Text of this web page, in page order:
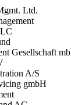
Ltd.
Gesellschaft
A/S
gmbH